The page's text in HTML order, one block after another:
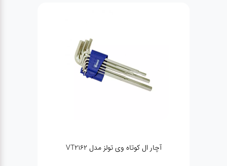
ست آچار یکسر رینگ اینکو مدل HKSPA1088